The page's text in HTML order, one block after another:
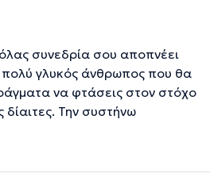
συνεδρία σου αποπνέει
πολύ γλυκός άνθρωπος που θα
να φτάσεις στον στόχο
δίαιτες. Την συστήνω